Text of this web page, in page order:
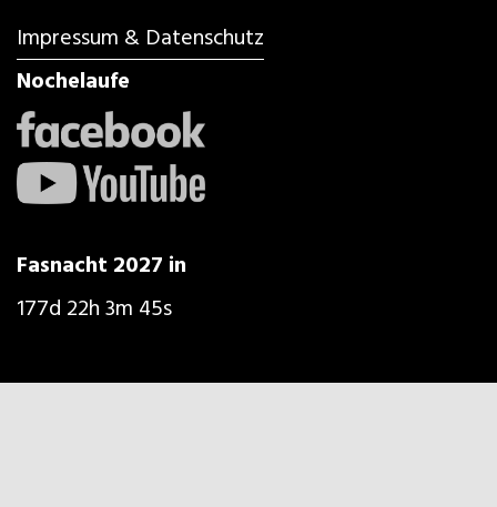
Impressum & Datenschutz
Nochelaufe
Fasnacht 2027 in
177d 22h 3m 44s